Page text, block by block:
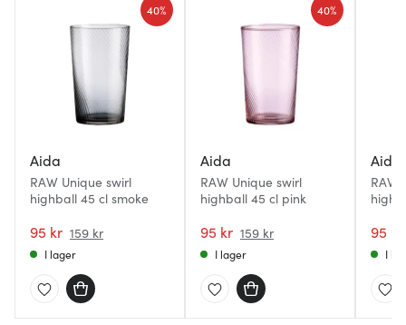
Aida
RAW Unique swirl
highball 45 cl smoke
95 kr 159 kr
40%
I lager
Aida
RAW Unique swirl
highball 45 cl pink
95 kr 159 kr
40%
I lager
Aida
RAW
95 kr
I